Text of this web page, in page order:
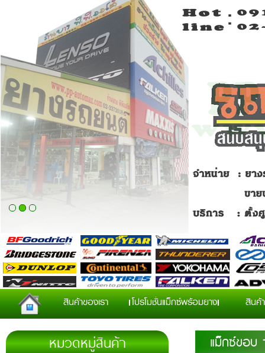
สินค้าของเรา โปรโมชั่นแม็กซ์พร้อมยาง สินค้
หมวดหมู่สินค้า
แม็กซ์ขอบ